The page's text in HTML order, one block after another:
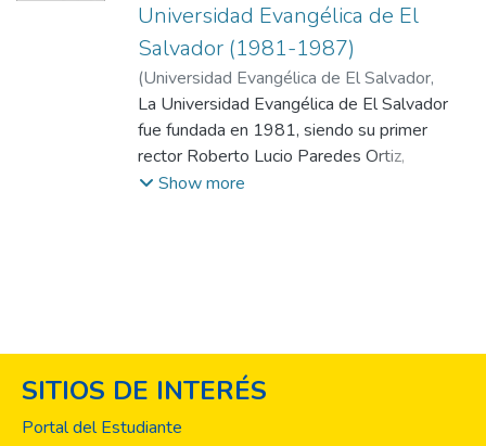
Universidad Evangélica de El
Salvador (1981-1987)
(Universidad Evangélica de El Salvador,
2016-12)Quinteros, César Emilio
La Universidad Evangélica de El Salvador
fue fundada en 1981, siendo su primer
rector Roberto Lucio Paredes Ortiz,
licenciado en Ciencias Sociales, profesor en
en el marco del XXXIII Aniversario de su
fundación, a propuesta del Consejo
Show more
SITIOS DE INTERÉS
Portal del Estudiante